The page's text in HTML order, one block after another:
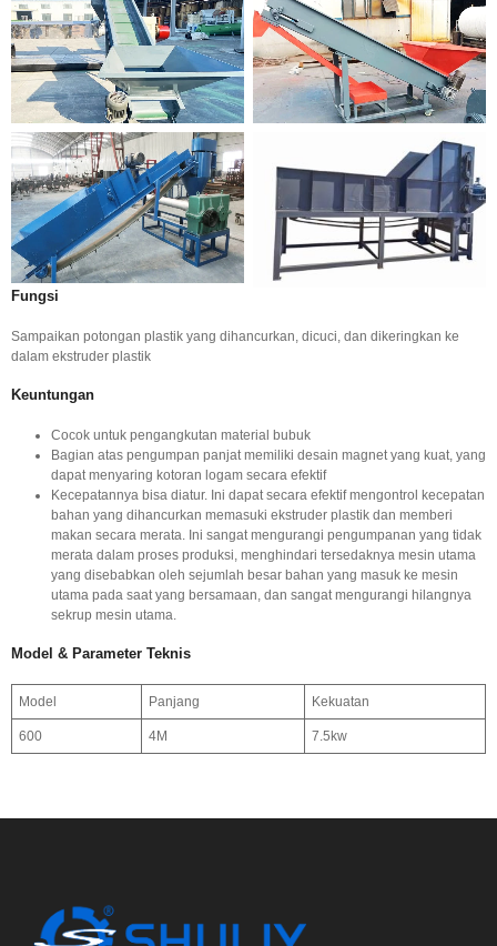
Fungsi
Sampaikan potongan plastik yang dihancurkan, dicuci, dan dikeringkan ke
dalam ekstruder plastik
Keuntungan
Cocok untuk pengangkutan material bubuk
Bagian atas pengumpan panjat memiliki desain magnet yang kuat, yang
dapat menyaring kotoran logam secara efektif
Kecepatannya bisa diatur. Ini dapat secara efektif mengontrol kecepatan
bahan yang dihancurkan memasuki ekstruder plastik dan memberi
makan secara merata. Ini sangat mengurangi pengumpanan yang tidak
merata dalam proses produksi, menghindari tersedaknya mesin utama
yang disebabkan oleh sejumlah besar bahan yang masuk ke mesin
utama pada saat yang bersamaan, dan sangat mengurangi hilangnya
sekrup mesin utama.
Model & Parameter Teknis
Model Panjang Kekuatan
600 4M 7.5kw